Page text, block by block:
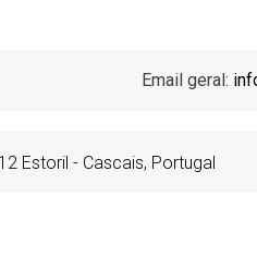
Email geral:
Estoril - Cascais, Portugal